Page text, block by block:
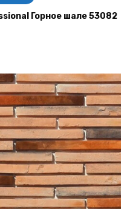
Горное шале 53082